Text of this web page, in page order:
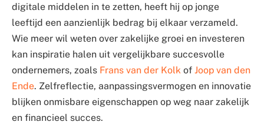
digitale middelen in te zetten, heeft hij op jonge
leeftijd een aanzienlijk bedrag bij elkaar verzameld.
Wie meer wil weten over zakelijke groei en investeren
kan inspiratie halen uit vergelijkbare succesvolle
ondernemers, zoals Frans van der Kolk of Joop van den
Ende. Zelfreflectie, aanpassingsvermogen en innovatie
blijken onmisbare eigenschappen op weg naar zakelijk
en financieel succes.